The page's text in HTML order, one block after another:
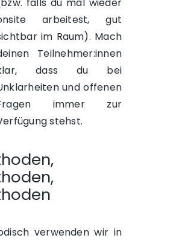
falls du mal wieder
arbeitest, gut
im Raum). Mach
Teilnehmer:innen
dass du bei
und offenen
immer zur
stehst.
verwenden wir in